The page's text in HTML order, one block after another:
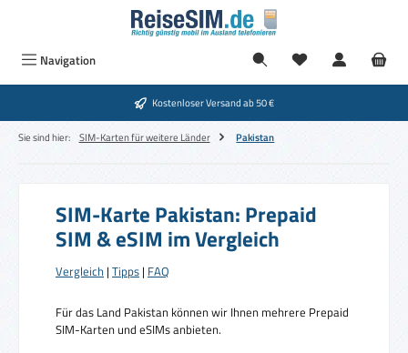
Zum Hauptinhalt springen
Navigation
Kostenloser Versand ab 50 €
Sie sind hier: SIM-Karten für weitere Länder Pakistan
SIM-Karte Pakistan: Prepaid
SIM & eSIM im Vergleich
Vergleich | Tipps | FAQ
Für das Land Pakistan können wir Ihnen mehrere Prepaid
SIM-Karten und eSIMs anbieten.